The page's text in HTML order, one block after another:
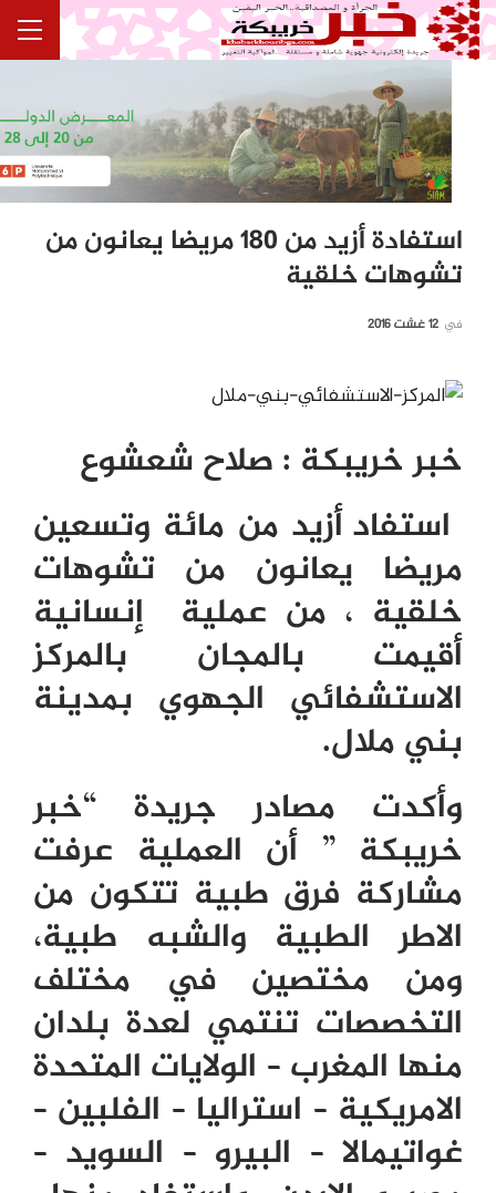
استفادة أزيد من 180 مريضا يعانون من
تشوهات خلقية
في 12 غشت 2016
خبر خريبكة : صلاح شعشوع
استفاد أزيد من مائة وتسعين
مريضا يعانون من تشوهات
خلقية ، من عملية إنسانية
أقيمت بالمجان بالمركز
الاستشفائي الجهوي بمدينة
بني ملال.
وأكدت مصادر جريدة “خبر
خريبكة ” أن العملية عرفت
مشاركة فرق طبية تتكون من
الاطر الطبية والشبه طبية،
ومن مختصين في مختلف
التخصصات تنتمي لعدة بلدان
منها المغرب – الولايات المتحدة
الامريكية – استراليا – الفلبين –
غواتيمالا – البيرو – السويد –